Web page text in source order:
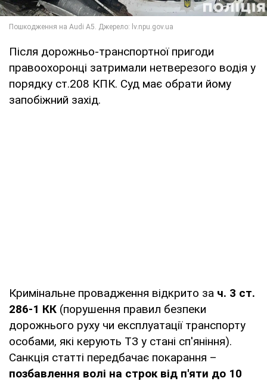
Після дорожньо-транспортної пригоди
правоохоронці затримали нетверезого водія у
порядку ст.208 КПК. Суд має обрати йому
запобіжний захід.
Кримінальне провадження відкрито за ч. 3 ст.
286-1 КК (порушення правил безпеки
дорожнього руху чи експлуатації транспорту
особами, які керують ТЗ у стані сп'яніння).
Санкція статті передбачає покарання –
позбавлення волі на строк від п'яти до 10